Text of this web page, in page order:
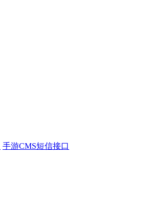
手游CMS短信接口